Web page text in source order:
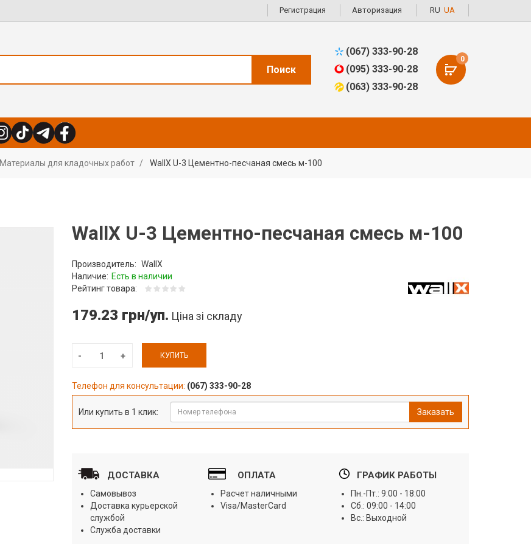
Регистрация Авторизация RU UA
Поиск
(067) 333-90-28
(095) 333-90-28
(063) 333-90-28
0
Материалы для кладочных работ WallX U-3 Цементно-песчаная смесь м-100
WallX U-3 Цементно-песчаная смесь м-100
Производитель: WallX
Наличие: Есть в наличии
Рейтинг товара:
179.23 грн/уп. Ціна зі складу
КУПИТЬ
Телефон для консультации: (067) 333-90-28
Или купить в 1 клик: Заказать
ДОСТАВКА
Самовывоз
Доставка курьерской
службой
Служба доставки
ОПЛАТА
Расчет наличными
Visa/MasterCard
ГРАФИК РАБОТЫ
Пн.-Пт.: 9:00 - 18:00
Сб.: 09:00 - 14:00
Вс.: Выходной